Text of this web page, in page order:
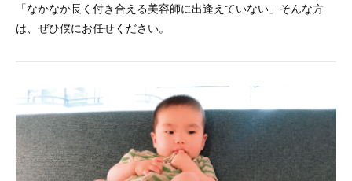
「なかなか長く付き合える美容師に出逢えていない」そんな方
は、ぜひ僕にお任せください。